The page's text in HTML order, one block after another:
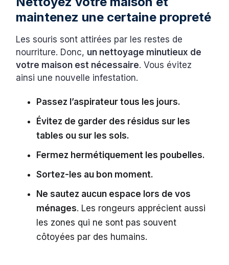
maintenez une certaine propreté
Les souris sont attirées par les restes de
nourriture. Donc, un nettoyage minutieux de
votre maison est nécessaire. Vous évitez
ainsi une nouvelle infestation.
Passez l’aspirateur tous les jours.
Évitez de garder des résidus sur les
tables ou sur les sols.
Fermez hermétiquement les poubelles.
Sortez-les au bon moment.
Ne sautez aucun espace lors de vos
ménages. Les rongeurs apprécient aussi
les zones qui ne sont pas souvent
côtoyées par des humains.